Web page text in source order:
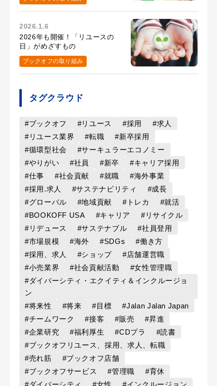
2026.1.6
2026年も開催！「リユースの
日」がめざすもの
ブックオフの取り組み
タグクラウド
#ブックオフ #リユース #採用
#求人
#リユース業界
#転職
#新卒採用
#循環型社会
#サーキュラーエコノミー
#やりがい
#社員 #新卒
#キャリア採用
#仕事
#社会貢献 #就職
#海外事業
#採用.求人
#サステナビリティ
#成長
#グローバル
#地域貢献 #トレカ
#就活
#BOOKOFF USA
#キャリア
#リサイクル
#リデュース
#サステナブル
#社員登用
#市場規模
#海外 #SDGs
#働き方
#採用、求人
#ショップ
#店舗運営職
#小売業界
#社会貢献活動
#女性管理職
#ダイバーシティ・エクイティ＆インクルージョ
ン
#将来性
#将来 #目標
#Jalan Jalan Japan
#チームワーク
#接客 #販売
#昇進
#企業研究
#福利厚生 #CDプラ
#読書
#ブックオフリユース、採用、求人、転職
#売れ筋
#ブックオフ店舗
#ブックオフサービス
#管理職
#育休